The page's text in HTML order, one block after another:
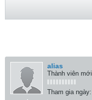
alias
Thành viên mới
Tham gia ngày: